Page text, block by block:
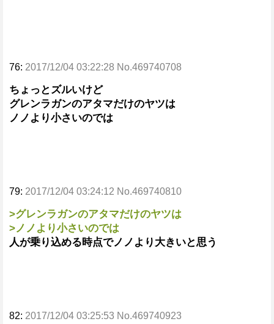
76: 2017/12/04 03:22:28 No.469740708
ちょっとズルいけど
グレンラガンのアタマだけのヤツは
ノノより小さいのでは
79: 2017/12/04 03:24:12 No.469740810
>グレンラガンのアタマだけのヤツは
>ノノより小さいのでは
人が乗り込める時点でノノより大きいと思う
82: 2017/12/04 03:25:53 No.469740923